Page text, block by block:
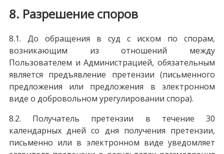
8. Разрешение споров
8.1. До обращения в суд с иском по спорам,
возникающим из отношений между
Пользователем и Администрацией, обязательным
является предъявление претензии (письменного
предложения или предложения в электронном
виде о добровольном урегулировании спора).
8.2. Получатель претензии в течение 30
календарных дней со дня получения претензии,
письменно или в электронном виде уведомляет